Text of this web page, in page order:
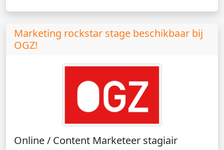
Marketing rockstar stage beschikbaar bij
OGZ!
Online / Content Marketeer stagiair